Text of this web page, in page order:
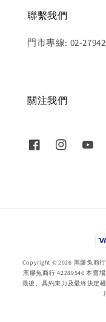
聯繫我們
門市專線: 02-
關注我們
Copyright © 2026 黑膠兔商
黑膠兔商行 42289546 本賣
最後、具約束力及最終決定